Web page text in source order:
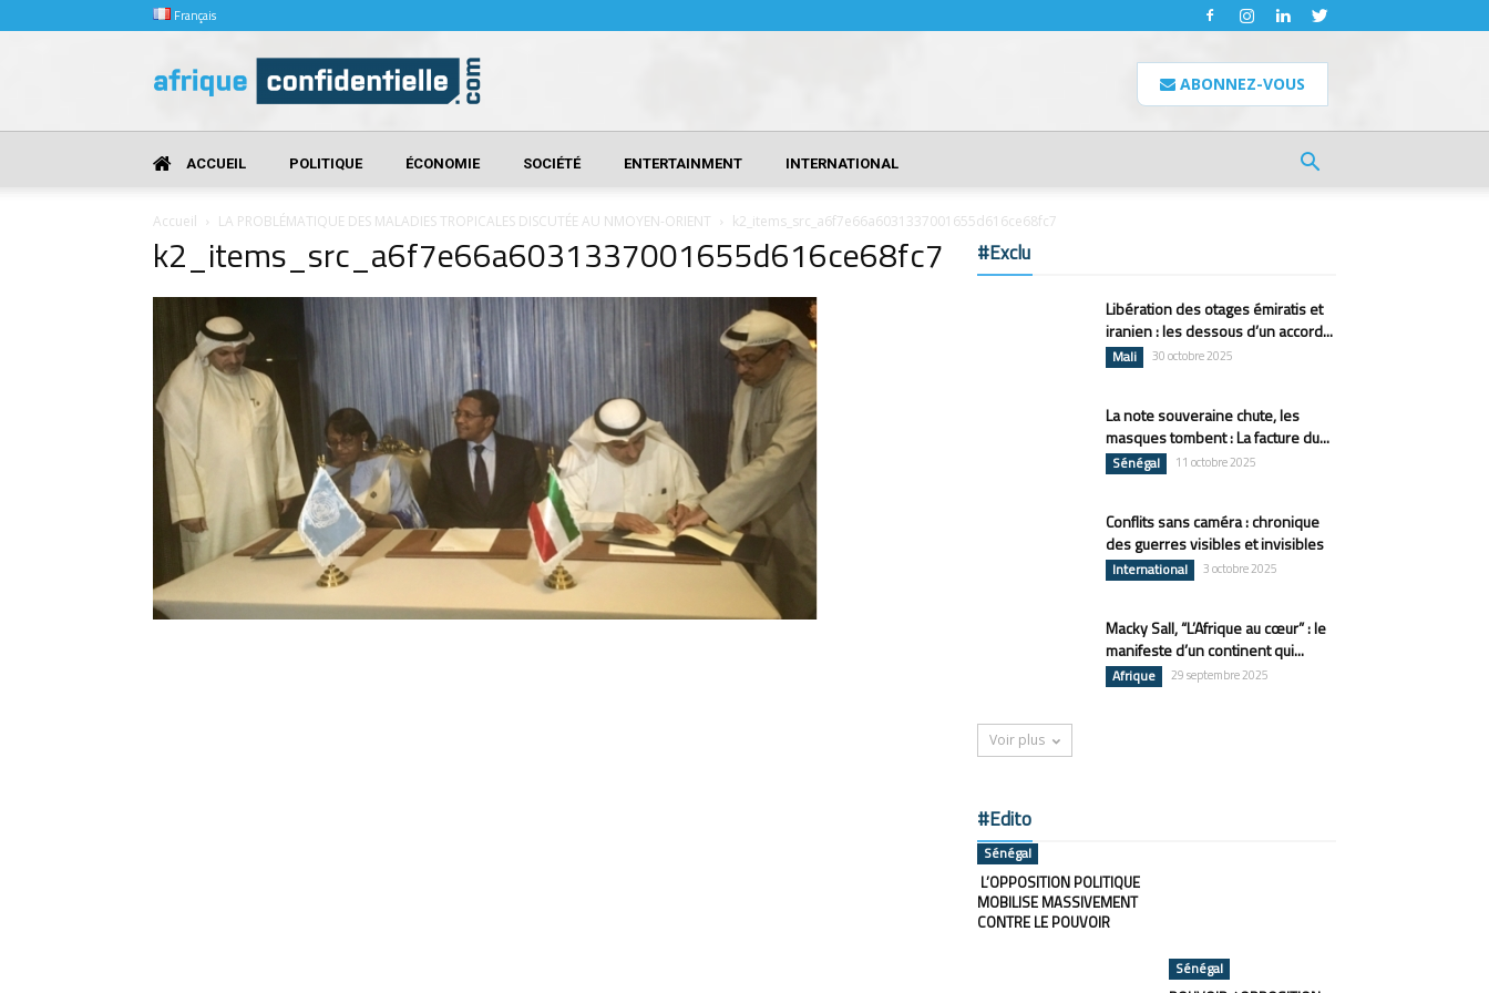
Français
Confidentielle
ABONNEZ-VOUS
ACCUEIL POLITIQUE ÉCONOMIE SOCIÉTÉ ENTERTAINMENT INTERNATIONAL
Accueil LA PROBLÉMATIQUE DES MALADIES TROPICALES DISCUTÉE AU NMOYEN-ORIENT k2_items_src_a6f7e66a6031337001655d616ce68fc7
k2_items_src_a6f7e66a6031337001655d616ce68fc7 #Exclu
Libération des otages émiratis et
iranien : les dessous d’un accord...
Mali 30 octobre 2025
La note souveraine chute, les
masques tombent : La facture du...
Sénégal 11 octobre 2025
Conflits sans caméra : chronique
des guerres visibles et invisibles
International 3 octobre 2025
Macky Sall, “L’Afrique au cœur” : le
manifeste d’un continent qui...
Afrique 29 septembre 2025
Voir plus
#Edito
Sénégal
L’OPPOSITION POLITIQUE
MOBILISE MASSIVEMENT
CONTRE LE POUVOIR
Sénégal